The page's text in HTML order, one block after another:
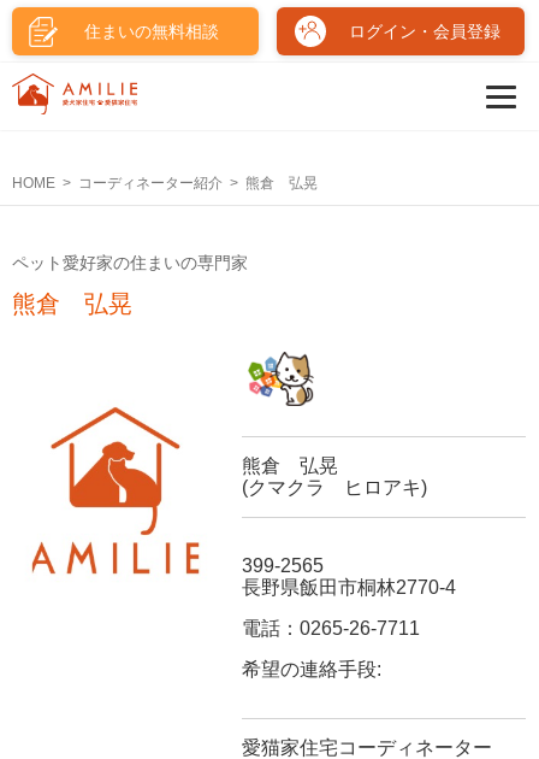
住まいの無料相談 ログイン・会員登録
HOME コーディネーター紹介 熊倉 弘晃
ペット愛好家の住まいの専門家
熊倉 弘晃
熊倉 弘晃
(クマクラ ヒロアキ)
399-2565
長野県飯田市桐林2770-4
電話：0265-26-7711
希望の連絡手段:
愛猫家住宅コーディネーター